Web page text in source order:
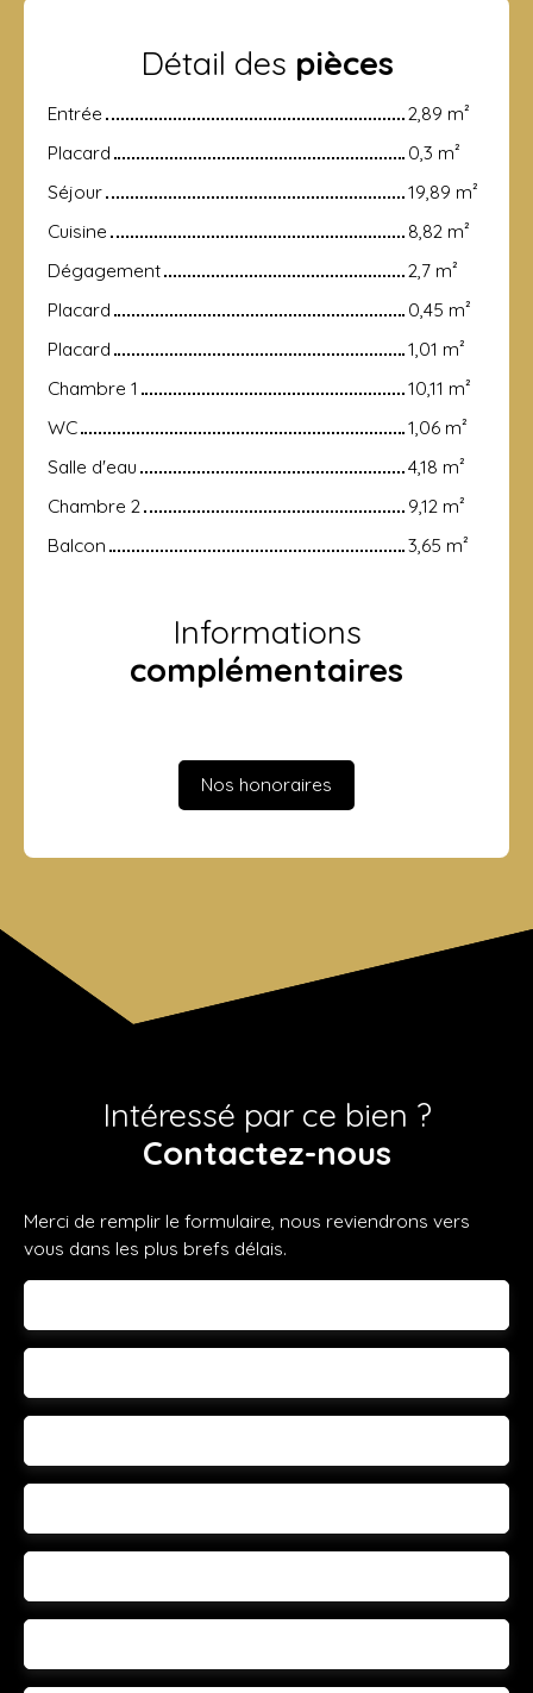
Détail des pièces
Entrée
2,89 m²
Placard
0,3 m²
Séjour
19,89 m²
Cuisine
8,82 m²
Dégagement
2,7 m²
Placard
0,45 m²
Placard
1,01 m²
Chambre 1
10,11 m²
WC
1,06 m²
Salle d'eau
4,18 m²
Chambre 2
9,12 m²
Balcon
3,65 m²
Informations
complémentaires
Nos honoraires
Intéressé par ce bien ?
Contactez-nous
Merci de remplir le formulaire, nous reviendrons vers
vous dans les plus brefs délais.